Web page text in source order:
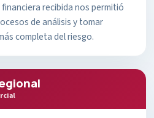
recibida nos permitió
de análisis y tomar
completa del riesgo.